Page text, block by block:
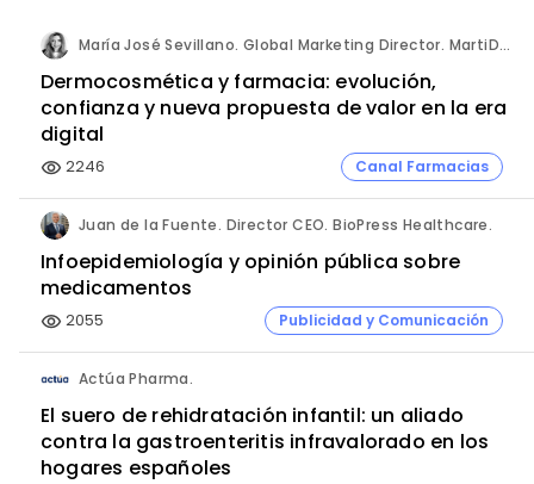
María José Sevillano. Global Marketing Director. MartiDerm.
Dermocosmética y farmacia: evolución,
confianza y nueva propuesta de valor en la era
digital
visibility 2246 Canal Farmacias
Juan de la Fuente. Director CEO. BioPress Healthcare.
Infoepidemiología y opinión pública sobre
medicamentos
visibility 2055 Publicidad y Comunicación
Actúa Pharma.
El suero de rehidratación infantil: un aliado
contra la gastroenteritis infravalorado en los
hogares españoles